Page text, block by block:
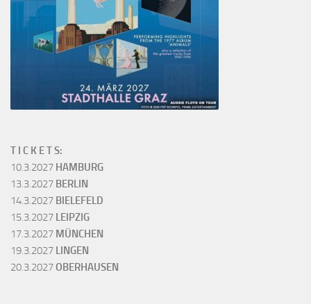
T I C K E T S:
10.3.2027 HAMBURG
13.3.2027 BERLIN
14.3.2027 BIELEFELD
15.3.2027 LEIPZIG
17.3.2027 MÜNCHEN
19.3.2027 LINGEN
20.3.2027OBERHAUSEN